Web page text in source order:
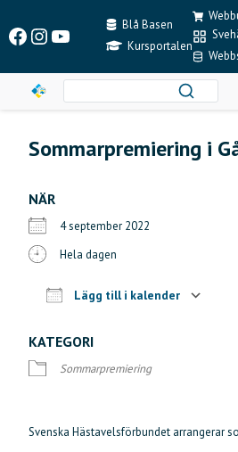
content
Facebook
Instagram
YouTubeBlå Basen
Kursportalen
Sommarpremiering i
NÄR
4 september 2022
Hela dagen
Lägg till i kalender
KATEGORI
Sommarpremiering
Svenska Hästavelsförbundet arrangerar